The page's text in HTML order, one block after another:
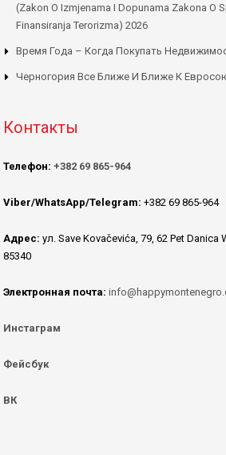
(Zakon O Izmjenama I Dopunama Zakona O
Finansiranja Terorizma) 2026
Время Года – Когда Покупать
Черногория Все Ближе И Ближе К
Контакты
Телефон: +382 69 865-964
Viber/WhatsApp/Telegram: +382 69 865-964
Адрес: ул. Save Kovačevića, 79, 62 Pet Danica
85340
Электронная почта:
Инстаграм
Фейсбук
ВК